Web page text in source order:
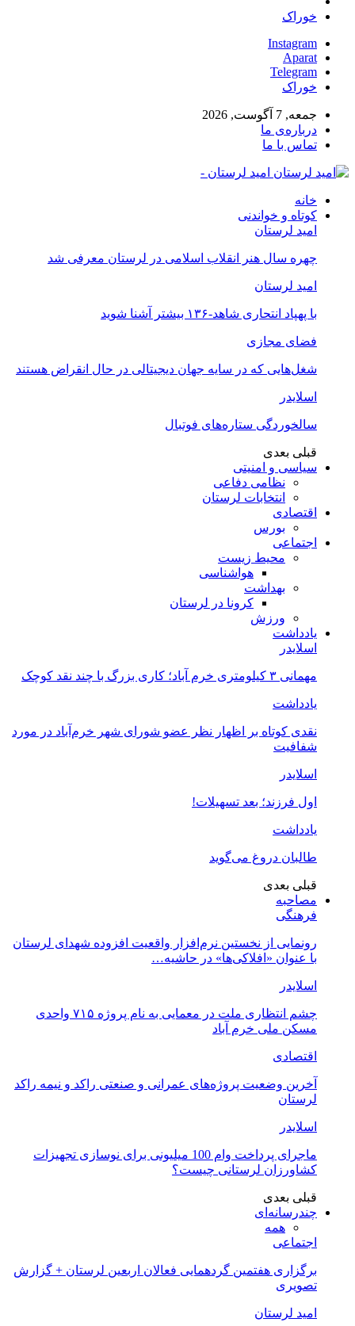
خوراک
Instagram
Aparat
Telegram
خوراک
جمعه, 7 آگوست, 2026
درباره‌ی ما
تماس با ما
امید لرستان -
خانه
کوتاه و خواندنی
امید لرستان
چهره سال هنر انقلاب اسلامی در لرستان معرفی شد
امید لرستان
با پهپاد انتحاری شاهد-۱۳۶ بیشتر آشنا شوید
فضای مجازی
شغل‌‌هایی که در سایه جهان دیجیتالی در حال انقراض هستند
اسلایدر
سالخوردگی ستاره‌های فوتبال
قبلی بعدی
سیاسی و امنیتی
نظامی دفاعی
انتخابات لرستان
اقتصادی
بورس
اجتماعی
محیط زیست
هواشناسی
بهداشت
کرونا در لرستان
ورزش
یادداشت
اسلایدر
مهمانی ۳ کیلومتری خرم آباد؛ کاری بزرگ با چند نقد کوچک
یادداشت
نقدی کوتاه بر اظهار نظر عضو شورای شهر خرم‌آباد در مورد
شفافیت
اسلایدر
اول فرزند؛ بعد تسهیلات!
یادداشت
طالبان دروغ می‌گوید
قبلی بعدی
مصاحبه
فرهنگی
رونمایی از نخستین نرم‌افزار واقعیت افزوده شهدای لرستان
با عنوان «افلاکی‌ها» در حاشیه…
اسلایدر
چشم انتظاری ملت در معمایی به نام پروژه ۷۱۵ واحدی
مسکن ملی خرم آباد
اقتصادی
آخرین وضعیت پروژه‌های عمرانی و صنعتی راکد و نیمه راکد
لرستان
اسلایدر
ماجرای پرداخت وام 100 میلیونی برای نوسازی تجهیزات
کشاورزان لرستانی چیست؟
قبلی بعدی
چندرسانه‌ای
همه
اجتماعی
برگزاری هفتمین گردهمایی فعالان اربعین لرستان + گزارش
تصویری
امید لرستان